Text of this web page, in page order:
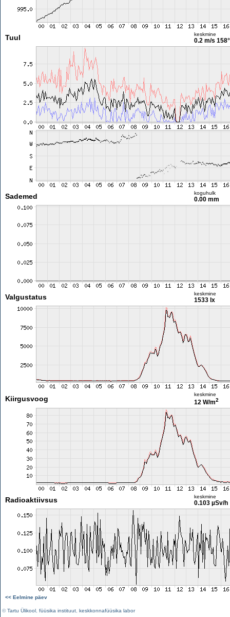
Tuul keskmine
0.2 m/s 158°
Sademed koguhulk
0.00 mm
Valgustatus keskmine
1533 lx
Kiirgusvoog
keskmine
12 W/m2
Radioaktiivsus keskmine
0.103 µSv/h
<< Eelmine päev
©Tartu Ülikool füüsika instituut keskkonnafüüsika labor